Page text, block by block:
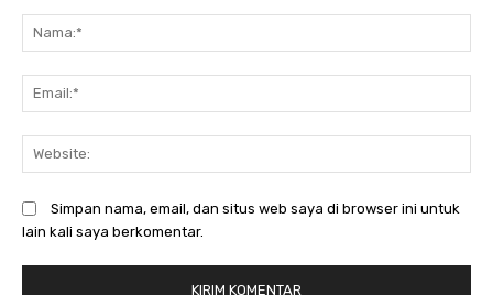
Simpan nama, email, dan situs web saya di browser ini untuk
lain kali saya berkomentar.